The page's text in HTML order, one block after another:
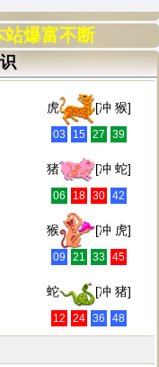
爆富不断